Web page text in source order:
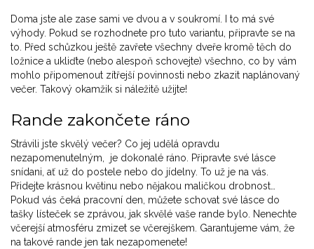
Doma jste ale zase sami ve dvou a v soukromí. I to má své
výhody. Pokud se rozhodnete pro tuto variantu, připravte se na
to. Před schůzkou ještě zavřete všechny dveře kromě těch do
ložnice a ukliďte (nebo alespoň schovejte) všechno, co by vám
mohlo připomenout zítřejší povinnosti nebo zkazit naplánovaný
večer. Takový okamžik si náležitě užijte!
Rande zakončete ráno
Strávili jste skvělý večer? Co jej udělá opravdu
nezapomenutelným, je dokonalé ráno. Připravte své lásce
snídani, ať už do postele nebo do jídelny. To už je na vás.
Přidejte krásnou květinu nebo nějakou maličkou drobnost…
Pokud vás čeká pracovní den, můžete schovat své lásce do
tašky lísteček se zprávou, jak skvělé vaše rande bylo. Nenechte
včerejší atmosféru zmizet se včerejškem. Garantujeme vám, že
na takové rande jen tak nezapomenete!